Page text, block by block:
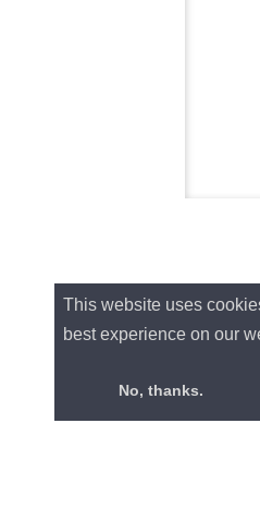
This website uses
best experience on our
No, thanks.